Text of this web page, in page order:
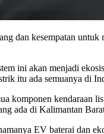
dan kesempatan
ini akan menjadi
itu ada semuanya di
komponen kendaraan
ada di Kalimantan
EV baterai dan